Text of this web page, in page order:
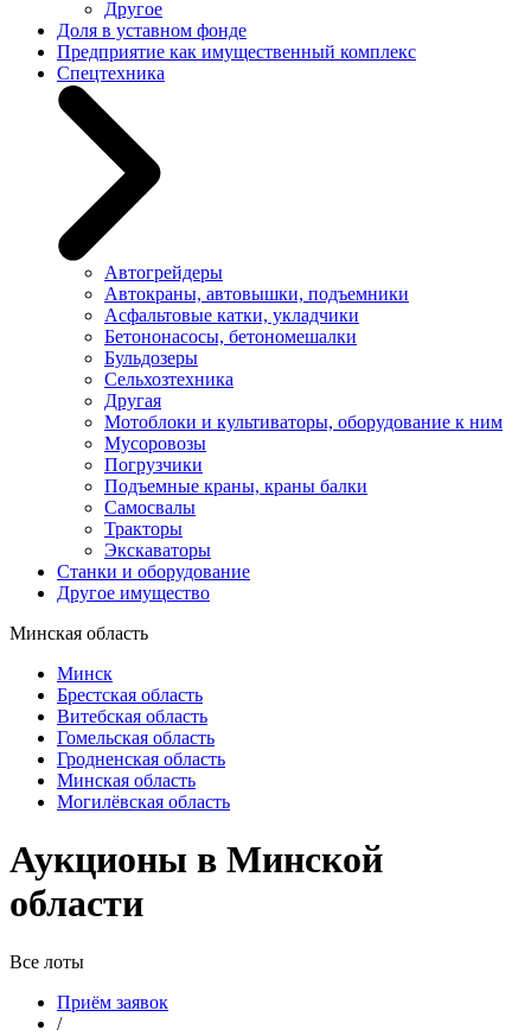
Другое
Доля в уставном фонде
Предприятие как имущественный комплекс
Спецтехника
Автогрейдеры
Автокраны, автовышки, подъемники
Асфальтовые катки, укладчики
Бетононасосы, бетономешалки
Бульдозеры
Сельхозтехника
Другая
Мотоблоки и культиваторы, оборудование к ним
Мусоровозы
Погрузчики
Подъемные краны, краны балки
Самосвалы
Тракторы
Экскаваторы
Станки и оборудование
Другое имущество
Минская область
Минск
Брестская область
Витебская область
Гомельская область
Гродненская область
Минская область
Могилёвская область
Аукционы в Минской
области
Все лоты
Приём заявок
/